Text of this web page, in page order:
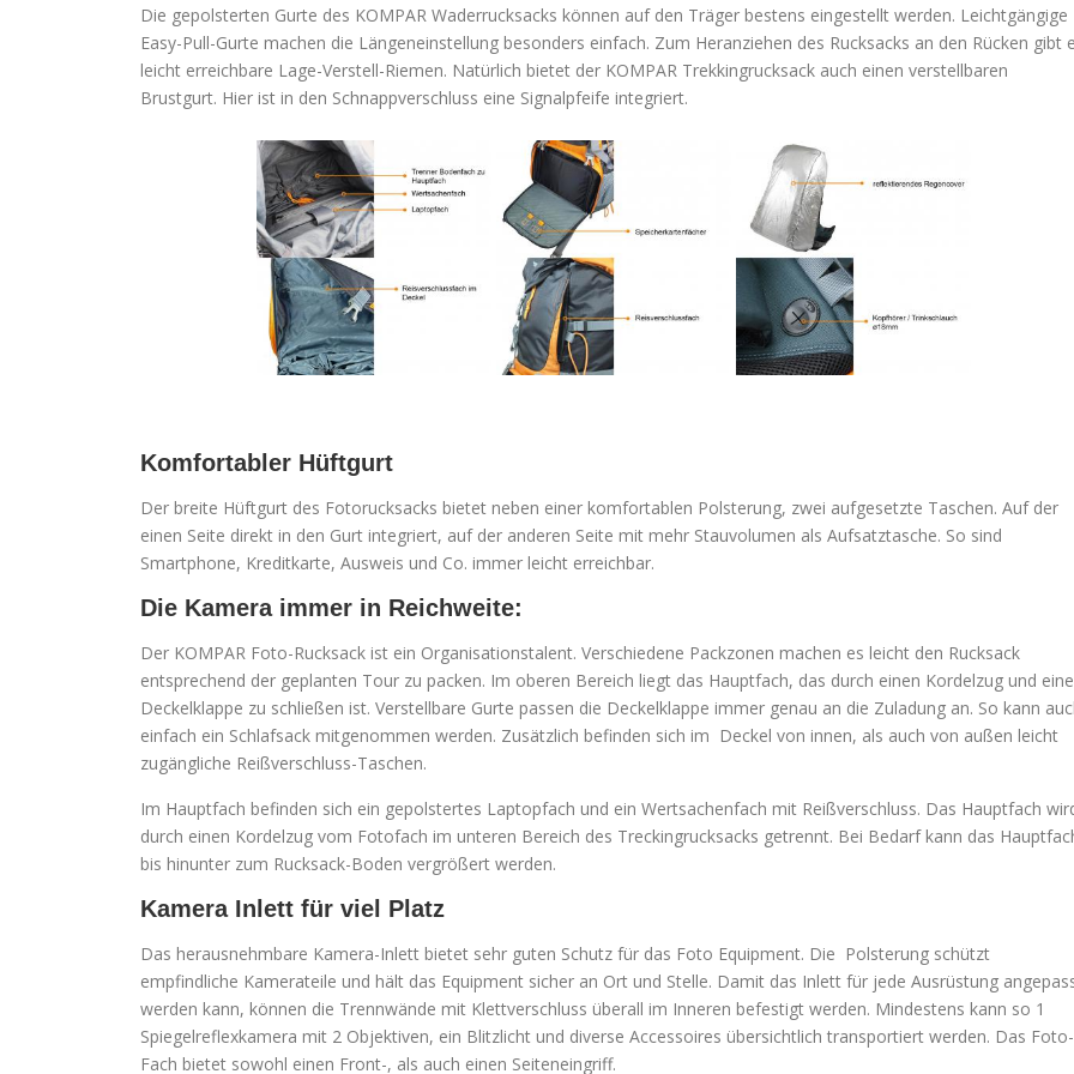
Die gepolsterten Gurte des KOMPAR Waderrucksacks können auf den Träger bestens eingestellt werden. Leichtgängige
Easy-Pull-Gurte machen die Längeneinstellung besonders einfach. Zum Heranziehen des Rucksacks an den Rücken gibt
leicht erreichbare Lage-Verstell-Riemen. Natürlich bietet der KOMPAR Trekkingrucksack auch einen verstellbaren
Brustgurt. Hier ist in den Schnappverschluss eine Signalpfeife integriert.
Komfortabler Hüftgurt
Der breite Hüftgurt des Fotorucksacks bietet neben einer komfortablen Polsterung, zwei aufgesetzte Taschen. Auf der
einen Seite direkt in den Gurt integriert, auf der anderen Seite mit mehr Stauvolumen als Aufsatztasche. So sind
Smartphone, Kreditkarte, Ausweis und Co. immer leicht erreichbar.
Die Kamera immer in Reichweite:
Der KOMPAR Foto-Rucksack ist ein Organisationstalent. Verschiedene Packzonen machen es leicht den Rucksack
entsprechend der geplanten Tour zu packen. Im oberen Bereich liegt das Hauptfach, das durch einen Kordelzug und eine
Deckelklappe zu schließen ist. Verstellbare Gurte passen die Deckelklappe immer genau an die Zuladung an. So kann
einfach ein Schlafsack mitgenommen werden. Zusätzlich befinden sich im Deckel von innen, als auch von außen leicht
zugängliche Reißverschluss-Taschen.
Im Hauptfach befinden sich ein gepolstertes Laptopfach und ein Wertsachenfach mit Reißverschluss. Das Hauptfach
durch einen Kordelzug vom Fotofach im unteren Bereich des Treckingrucksacks getrennt. Bei Bedarf kann das
bis hinunter zum Rucksack-Boden vergrößert werden.
Kamera Inlett für viel Platz
Das herausnehmbare Kamera-Inlett bietet sehr guten Schutz für das Foto Equipment. Die Polsterung schützt
empfindliche Kamerateile und hält das Equipment sicher an Ort und Stelle. Damit das Inlett für jede Ausrüstung
werden kann, können die Trennwände mit Klettverschluss überall im Inneren befestigt werden. Mindestens kann so 1
Spiegelreflexkamera mit 2 Objektiven, ein Blitzlicht und diverse Accessoires übersichtlich transportiert werden. Das Foto-
Fach bietet sowohl einen Front-, als auch einen Seiteneingriff.